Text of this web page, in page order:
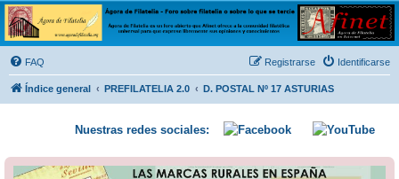
Ágora de Filatelia
Foro sobre filatelia o sobre lo que se tercie. Ágora de Filatelia es un foro abierto que Afinet
ofrece a la comunidad filatélica universal para que exprese libremente sus opiniones y
conocimientos
FAQ Identificarse
Registrarse
Índice general PREFILATELIA 2.0 D. POSTAL Nº 17 ASTURIAS
Nuestras redes sociales: